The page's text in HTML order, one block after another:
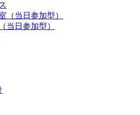
（当日参加型）
当日参加型）